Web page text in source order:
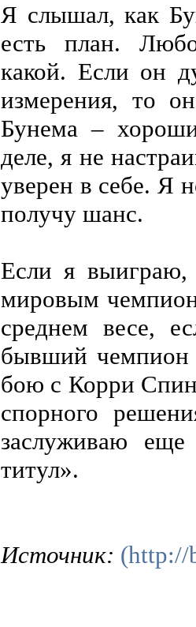
Я слышал, как
есть план.
какой. Если он
измерения, то
Бунема –
деле, я не
уверен в себе. Я
получу шанс.
Если я
мировым
среднем весе,
бывший чемпион
бою с Корри
спорного
заслуживаю
титул».
Источник: (http://